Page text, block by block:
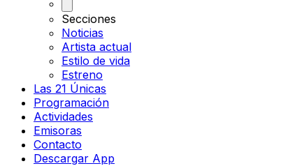
Secciones
Noticias
Artista actual
Estilo de vida
Estreno
Las 21 Únicas
Programación
Actividades
Emisoras
Contacto
Descargar App